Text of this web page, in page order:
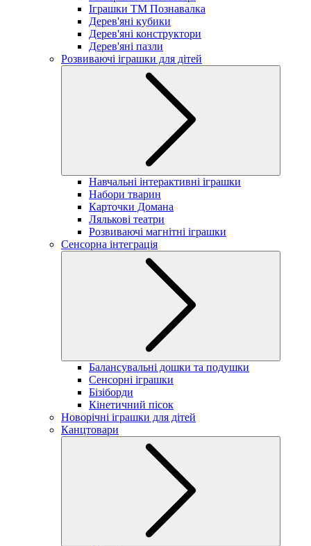
Іграшки ТМ Познавалка
Дерев'яні кубики
Дерев'яні конструктори
Дерев'яні пазли
Розвиваючі іграшки для дітей
Навчальні інтерактивні іграшки
Набори тварин
Карточки Домана
Лялькові театри
Розвиваючі магнітні іграшки
Сенсорна інтеграція
Балансувальні дошки та подушки
Сенсорні іграшки
Бізіборди
Кінетичний пісок
Новорічні іграшки для дітей
Канцтовари